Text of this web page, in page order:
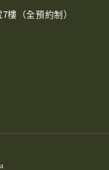
樓（全預約制）